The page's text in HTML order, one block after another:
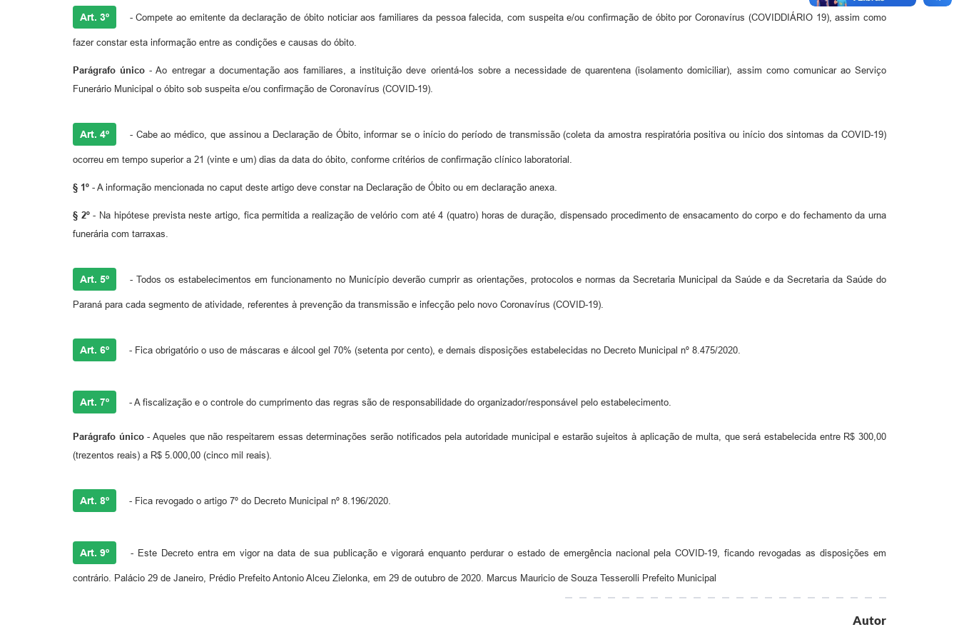
Art. 3º - Compete ao emitente da declaração de óbito noticiar aos familiares da pessoa falecida, com suspeita e/ou confirmação de óbito por Coronavírus (COVIDDIÁRIO 19), assim como
fazer constar esta informação entre as condições e causas do óbito.
Parágrafo único - Ao entregar a documentação aos familiares, a instituição deve orientá-los sobre a necessidade de quarentena (isolamento domiciliar), assim como comunicar ao Serviço
Funerário Municipal o óbito sob suspeita e/ou confirmação de Coronavírus (COVID-19).
Art. 4º - Cabe ao médico, que assinou a Declaração de Óbito, informar se o início do período de transmissão (coleta da amostra respiratória positiva ou início dos sintomas da COVID-19)
ocorreu em tempo superior a 21 (vinte e um) dias da data do óbito, conforme critérios de confirmação clínico laboratorial.
§ 1º - A informação mencionada no caput deste artigo deve constar na Declaração de Óbito ou em declaração anexa.
§ 2º- Na hipótese prevista neste artigo, fica permitida a realização de velório com até 4 (quatro) horas de duração, dispensado procedimento de ensacamento do corpo e do fechamento da urna
funerária com tarraxas.
Art. 5º - Todos os estabelecimentos em funcionamento no Município deverão cumprir as orientações, protocolos e normas da Secretaria Municipal da Saúde e da Secretaria da Saúde do
Paraná para cada segmento de atividade, referentes à prevenção da transmissão e infecção pelo novo Coronavírus (COVID-19).
Art. 6º - Fica obrigatório o uso de máscaras e álcool gel 70% (setenta por cento), e demais disposições estabelecidas no Decreto Municipal nº 8.475/2020.
Art. 7º - A fiscalização e o controle do cumprimento das regras são de responsabilidade do organizador/responsável pelo estabelecimento.
Parágrafo único- Aqueles que não respeitarem essas determinações serão notificados pela autoridade municipal e estarão sujeitos à aplicação de multa, que será estabelecida entre R$ 300,00
(trezentos reais) a R$ 5.000,00 (cinco mil reais).
Art. 8º - Fica revogado o artigo 7º do Decreto Municipal nº 8.196/2020.
Art. 9º - Este Decreto entra em vigor na data de sua publicação e vigorará enquanto perdurar o estado de emergência nacional pela COVID-19, ficando revogadas as disposições em
contrário. Palácio 29 de Janeiro, Prédio Prefeito Antonio Alceu Zielonka, em 29 de outubro de 2020. Marcus Mauricio de Souza Tesserolli Prefeito Municipal
Autor